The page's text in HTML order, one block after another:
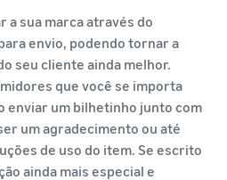
a sua marca através do
envio, podendo tornar a
seu cliente ainda melhor.
que você se importa
enviar um bilhetinho junto com
um agradecimento ou até
de uso do item. Se escrito
ainda mais especial e